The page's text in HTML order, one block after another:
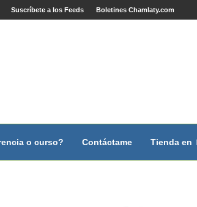
Suscríbete a los Feeds Boletines Chamlaty.com
o curso? Contáctame Tienda en